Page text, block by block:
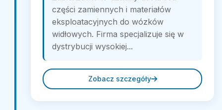
części zamiennych i materiałów
eksploatacyjnych do wózków
widłowych. Firma specjalizuje się w
dystrybucji wysokiej...
Zobacz szczegóły